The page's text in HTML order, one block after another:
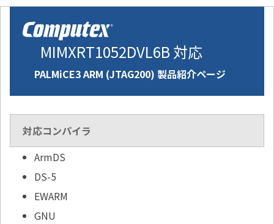
MIMXRT1052DVL6B 対応
PALMiCE3 ARM (JTAG200) 製品紹介ページ
対応コンパイラ
ArmDS
DS-5
EWARM
GNU